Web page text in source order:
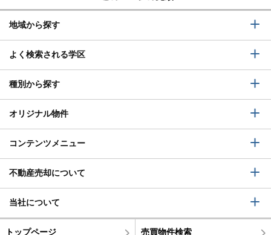
地域から探す
よく検索される学区
種別から探す
オリジナル物件
コンテンツメニュー
不動産売却について
当社について
トップページ 売買物件検索